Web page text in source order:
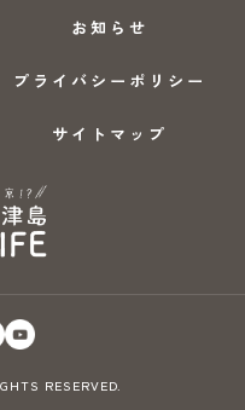
お知らせ
プライバシーポリシー
サイトマップ
RESERVED.